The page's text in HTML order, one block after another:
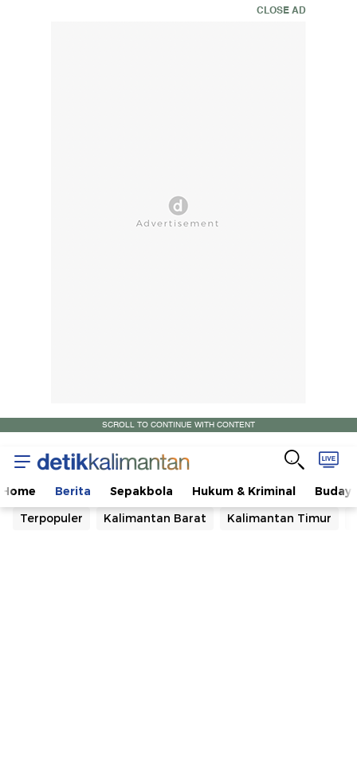
CLOSE AD
SCROLL TO CONTINUE WITH CONTENT
Home Berita Sepakbola Hukum & Kriminal
Terpopuler
Kalimantan Barat Kalimantan Timur